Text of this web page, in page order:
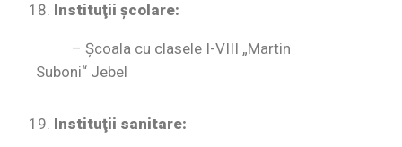
Instituţii şcolare:
– Şcoala cu clasele I-VIII „Martin
Suboni“ Jebel
Instituţii sanitare: